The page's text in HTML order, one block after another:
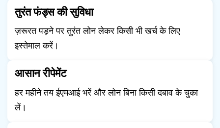
तुरंत फंड्स की सुविधा
ज़रूरत पड़ने पर तुरंत लोन लेकर किसी भी खर्च के लिए
इस्तेमाल करें।
आसान रीपेमेंट
हर महीने तय ईएमआई भरें और लोन बिना किसी दबाव के चुका
लें।